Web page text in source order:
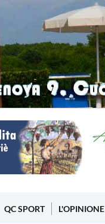
QC SPORT L'OPINIONE